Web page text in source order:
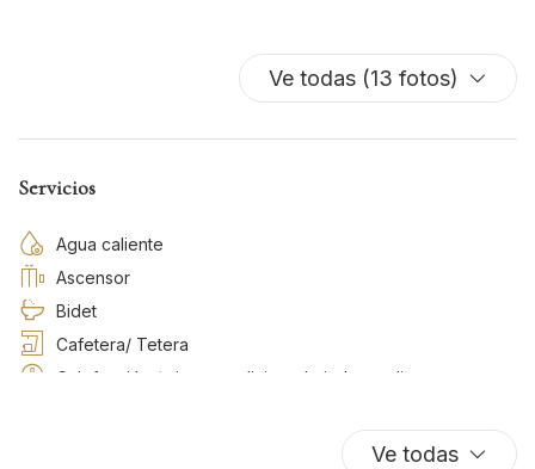
Ve todas (13 fotos)
Servicios
Agua caliente
Ascensor
Bidet
Cafetera/ Tetera
Calefacción / aire acondicionado independiente
Ve todas